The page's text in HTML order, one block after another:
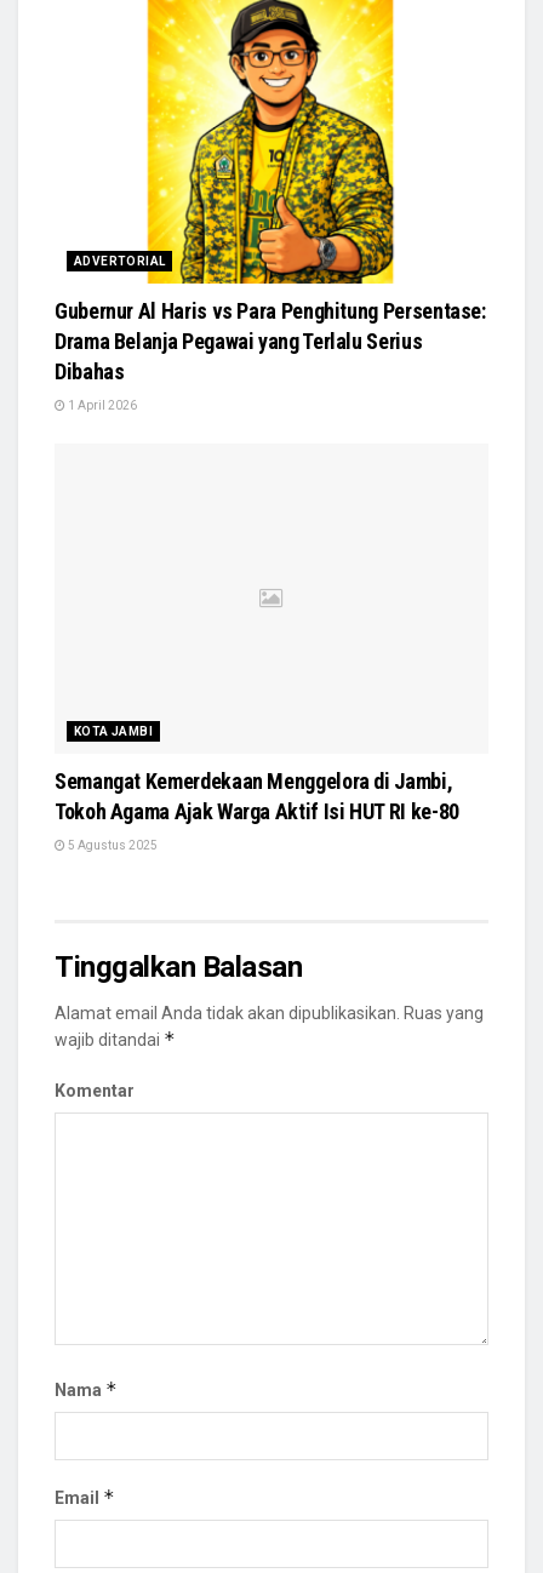
ADVERTORIAL
Gubernur Al Haris vs Para Penghitung Persentase:
Drama Belanja Pegawai yang Terlalu Serius
Dibahas
1 April 2026
KOTA JAMBI
Semangat Kemerdekaan Menggelora di Jambi,
Tokoh Agama Ajak Warga Aktif Isi HUT RI ke-80
5 Agustus 2025
Tinggalkan Balasan
Alamat email Anda tidak akan dipublikasikan. Ruas yang
wajib ditandai *
Komentar
Nama *
Email *